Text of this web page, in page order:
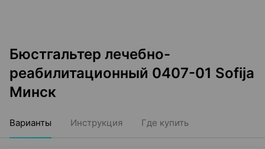
Бюстгальтер лечебно-
реабилитационный 0407-01 Sofija
Минск
Варианты Инструкция Где купить